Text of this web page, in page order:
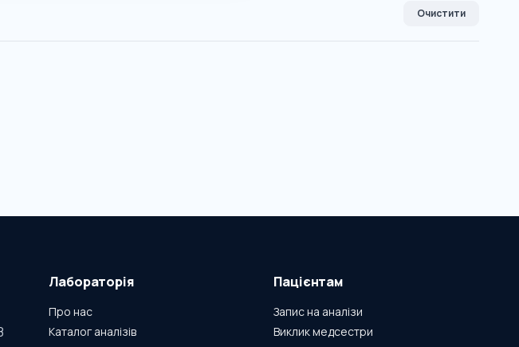
Очистити
Лабораторія
Про нас
Каталог аналізів
Пацієнтам
Запис на аналізи
Виклик медсестри